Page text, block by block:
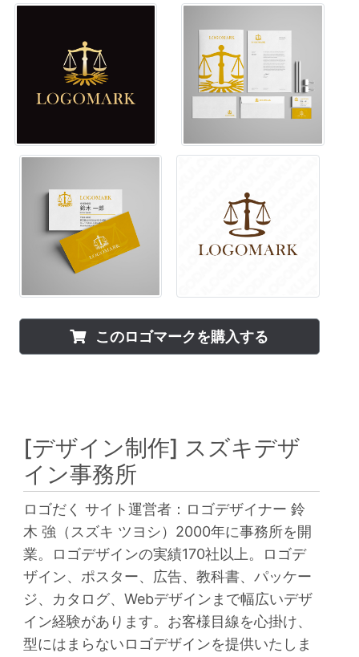
このロゴマークを購入する
[デザイン制作] スズキデザ
イン事務所
ロゴだく サイト運営者：ロゴデザイナー 鈴
木 強（スズキ ツヨシ）2000年に事務所を開
業。ロゴデザインの実績170社以上。ロゴデ
ザイン、ポスター、広告、教科書、パッケー
ジ、カタログ、Webデザインまで幅広いデザ
イン経験があります。お客様目線を心掛け、
型にはまらないロゴデザインを提供いたしま